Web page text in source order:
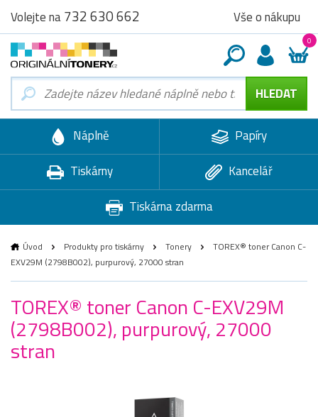
Volejte na732 630 662 Vše o nákupu
0
Náplně
Papíry
Tiskárny
Kancelář
Tiskárna zdarma
Úvod Produkty pro tiskárny Tonery
TOREX® toner Canon C-
EXV29M (2798B002), purpurový, 27000 stran
TOREX® toner Canon C-EXV29M
(2798B002), purpurový, 27000
stran